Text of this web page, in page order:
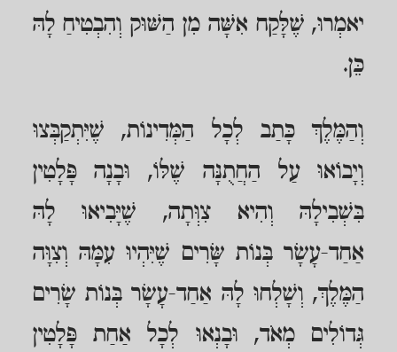
יאמְרוּ, שֶׁלָּקַח אִשָּׁה מִן הַשּׁוּק וְהִבְטִיחַ לָהּ
כֵּן.
וְהַמֶּלֶךְ כָּתַב לְכָל הַמְּדִינוֹת, שֶׁיִּתְקַבְּצוּ
וְיָבוֹאוּ עַל הַחֲתֻנָּה שֶׁלּוֹ, וּבָנָה פָּלָטִין
בִּשְׁבִילָהּ וְהִיא צִוְּתָה, שֶׁיָּבִיאוּ לָהּ
אַחַד-עָשָׂר בְּנוֹת שָּׂרִים שֶׁיִּהְיוּ עִמָּהּ וְצִוָּה
הַמֶּלֶךְ, וְשָׁלְחוּ לָהּ אַחַד-עָשָׂר בְּנוֹת שָׂרִים
גְּדוֹלִים מְאֹד, וּבָנְאוּ לְכָל אַחַת פָּלָטִין